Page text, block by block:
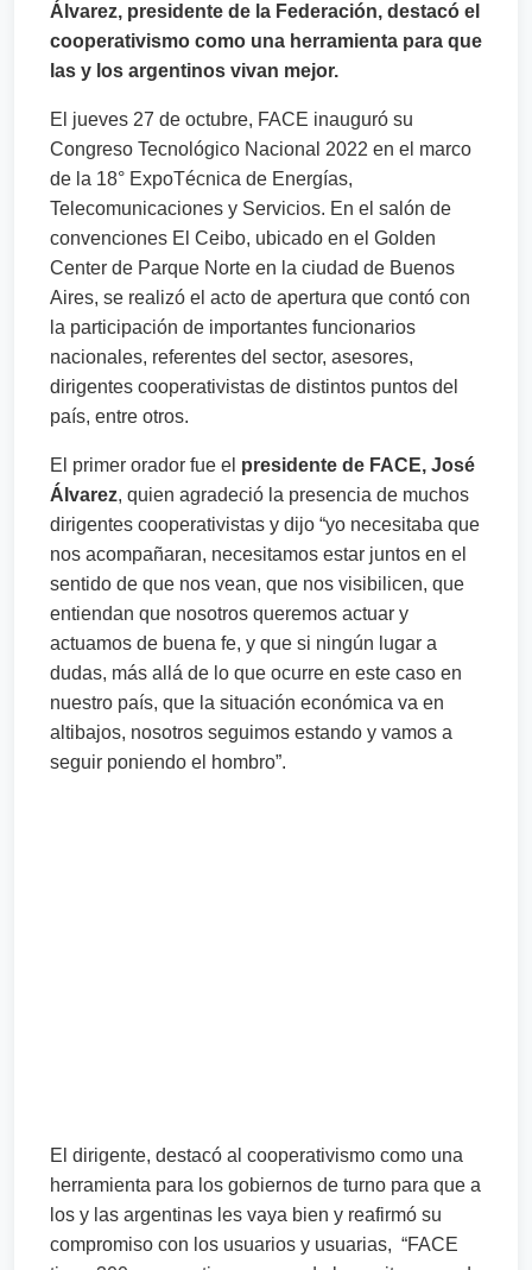
Álvarez, presidente de la Federación, destacó el
cooperativismo como una herramienta para que
las y los argentinos vivan mejor.
El jueves 27 de octubre, FACE inauguró su
Congreso Tecnológico Nacional 2022 en el marco
de la 18° ExpoTécnica de Energías,
Telecomunicaciones y Servicios. En el salón de
convenciones El Ceibo, ubicado en el Golden
Center de Parque Norte en la ciudad de Buenos
Aires, se realizó el acto de apertura que contó con
la participación de importantes funcionarios
nacionales, referentes del sector, asesores,
dirigentes cooperativistas de distintos puntos del
país, entre otros.
El primer orador fue el presidente de FACE, José
Álvarez, quien agradeció la presencia de muchos
dirigentes cooperativistas y dijo “yo necesitaba que
nos acompañaran, necesitamos estar juntos en el
sentido de que nos vean, que nos visibilicen, que
entiendan que nosotros queremos actuar y
actuamos de buena fe, y que si ningún lugar a
dudas, más allá de lo que ocurre en este caso en
nuestro país, que la situación económica va en
altibajos, nosotros seguimos estando y vamos a
seguir poniendo el hombro”.
El dirigente, destacó al cooperativismo como una
herramienta para los gobiernos de turno para que a
los y las argentinas les vaya bien y reafirmó su
compromiso con los usuarios y usuarias, “FACE